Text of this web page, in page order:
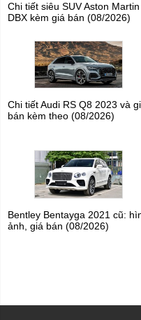
Chi tiết siêu SUV Aston Martin
DBX kèm giá bán (08/2026)
Chi tiết Audi RS Q8 2023 và
bán kèm theo (08/2026)
Bentley Bentayga 2021 cũ:
ảnh, giá bán (08/2026)